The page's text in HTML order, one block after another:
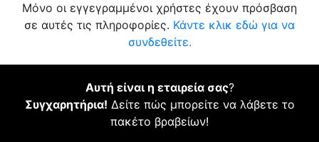
Μόνο οι εγγεγραμμένοι χρήστες έχουν πρόσβαση
σε αυτές τις πληροφορίες. Κάντε κλικ εδώ για να
συνδεθείτε.
Αυτή είναι η εταιρεία σας?
Συγχαρητήρια! Δείτε πώς μπορείτε να λάβετε το
πακέτο βραβείων!